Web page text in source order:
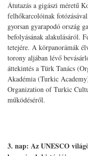
Átutazás a gigászi méretű
felhőkarcolóinak
gyorsan gyarapodó ország
befolyásának alakulásáról.
tetejére. A körpanorámák
torony aljában lévő
áttekintés a Türk Tanács
Akadémia (Turkic
Organization of Turkic
működéséről.
3. nap: Az UNESCO